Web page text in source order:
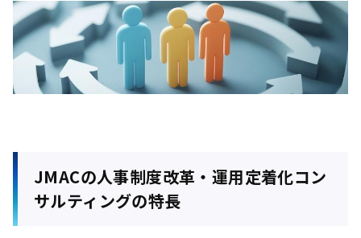
JMACの人事制度改革・運用定着化コン
サルティングの特長